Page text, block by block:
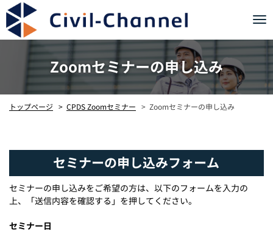
Zoomセミナーの申し込み
トップページ CPDS Zoomセミナー Zoomセミナーの申し込み
セミナーの申し込みフォーム
セミナーの申し込みをご希望の方は、以下のフォームを入力の
上、「送信内容を確認する」を押してください。
セミナー日